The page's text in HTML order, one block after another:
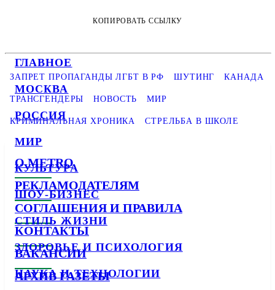
ГЛАВНОЕ
МОСКВА
РОССИЯ
МИР
КУЛЬТУРА
ШОУ-БИЗНЕС
СТИЛЬ ЖИЗНИ
ЗДОРОВЬЕ И ПСИХОЛОГИЯ
НАУКА И ТЕХНОЛОГИИ
КОПИРОВАТЬ ССЫЛКУ
ЗАПРЕТ ПРОПАГАНДЫ ЛГБТ В РФ ШУТИНГ КАНАДА
ТРАНСГЕНДЕРЫ НОВОСТЬ МИР
КРИМИНАЛЬНАЯ ХРОНИКА СТРЕЛЬБА В ШКОЛЕ
О METRO
РЕКЛАМОДАТЕЛЯМ
СОГЛАШЕНИЯ И ПРАВИЛА
КОНТАКТЫ
ВАКАНСИИ
АРХИВ ГАЗЕТЫ